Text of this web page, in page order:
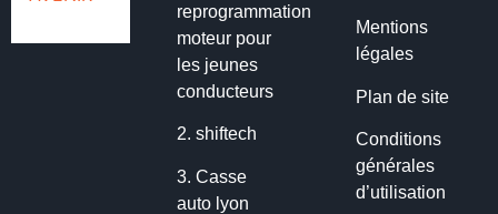
reprogrammation
moteur pour
les jeunes
conducteurs
2.shiftech
3.Casse
auto lyon
Mentions
légales
Plan de site
Conditions
générales
d’utilisation